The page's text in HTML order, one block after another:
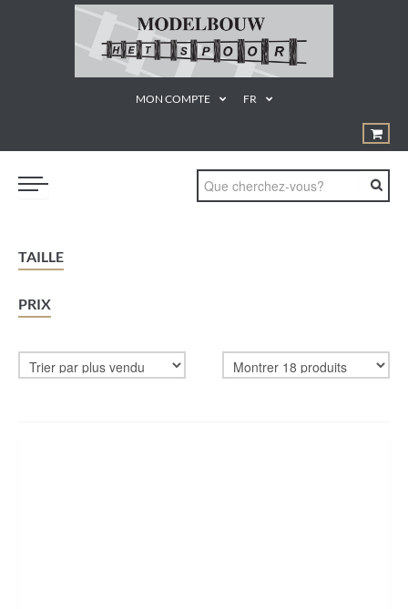
MON COMPTE FR
TRAINS
¨PRODUCTEN EN MATERIALEN
STATISCHE MODELLEN
TAILLE
PRIX